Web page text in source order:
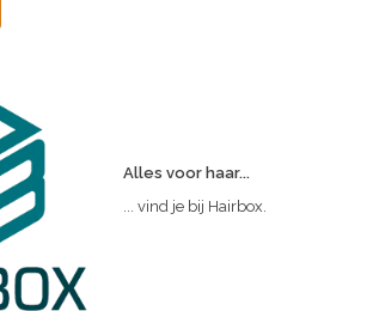
Alles voor haar...
... vind je bij Hairbox.